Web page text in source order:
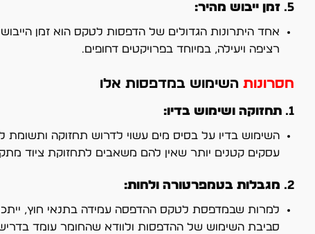
5. זמן ייבוש מהיר:
אחד היתרונות הגדולים של הדפסות לטקס הוא זמן
רציפה ויעילה, במיוחד בפרויקטים דחופים.
חסרונות השימוש במדפסות אלו
1. תחזוקה ושימוש בדיו:
השימוש בדיו על בסיס מים עשוי לדרוש תחזוקה ותשומת
עסקים קטנים יותר שאין להם משאבים לתחזוקת ציוד
2. מגבלות בטמפרטורה ולחות:
למרות שבמדפסת לטקס ההדפסה עמידה בתנאי חוץ,
סביבת השימוש של ההדפסות ולוודא שהחומר עומד